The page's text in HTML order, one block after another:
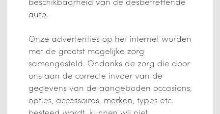
auto.
Onze advertenties op het internet worden
met de grootst mogelijke zorg
samengesteld. Ondanks de zorg die door
ons aan de correcte invoer van de
gegevens van de aangeboden occasions,
opties, accessoires, merken, types etc.